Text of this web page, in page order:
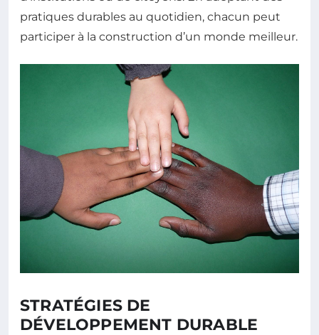
pratiques durables au quotidien, chacun peut
participer à la construction d’un monde meilleur.
STRATÉGIES DE
DÉVELOPPEMENT DURABLE